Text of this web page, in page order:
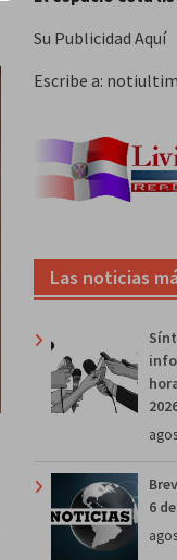
Su Publicidad Aquí
Escribe a:
Las noticias
6